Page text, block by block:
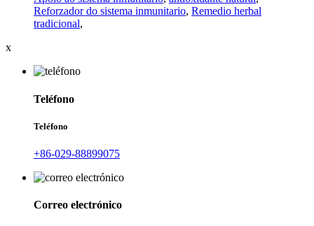
Reforzador do sistema inmunitario, Remedio herbal
tradicional,
x
Teléfono
Teléfono
+86-029-88899075
Correo electrónico